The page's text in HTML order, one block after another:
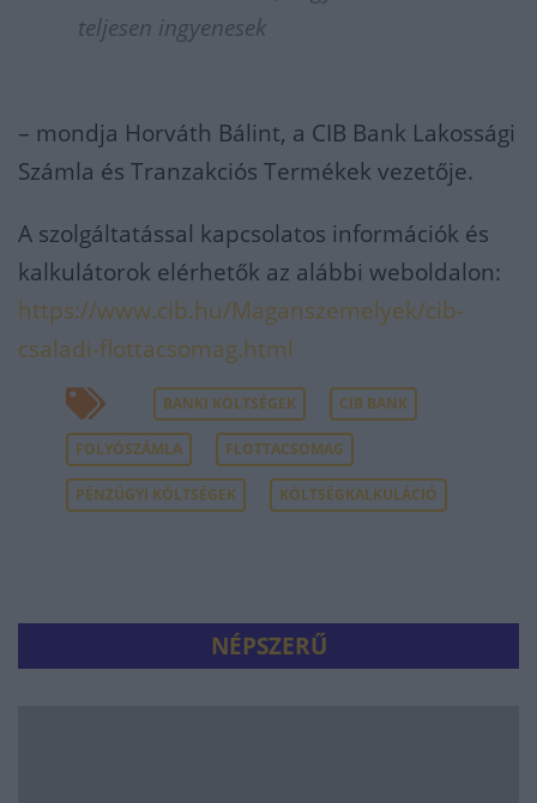
teljesen ingyenesek
– mondja Horváth Bálint, a CIB Bank Lakossági
Számla és Tranzakciós Termékek vezetője.
A szolgáltatással kapcsolatos információk és
kalkulátorok elérhetők az alábbi weboldalon:
https://www.cib.hu/Maganszemelyek/cib-
csaladi-flottacsomag.html
BANKI KÖLTSÉGEK CIB BANK
FOLYÓSZÁMLA FLOTTACSOMAG
PÉNZÜGYI KÖLTSÉGEK KÖLTSÉGKALKULÁCIÓ
NÉPSZERŰ